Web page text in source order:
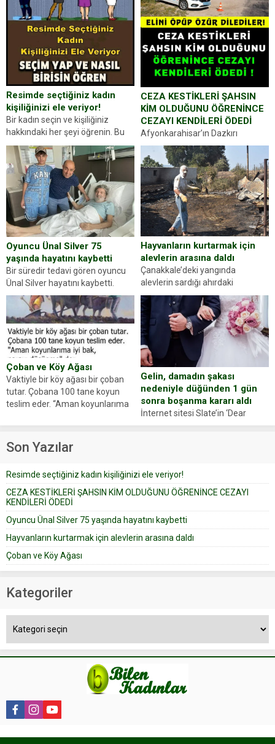
Resimde seçtiğiniz kadın
kişiliğinizi ele veriyor!
Bir kadın seçin ve kişiliğiniz
hakkındaki her şeyi öğrenin. Bu
kez karşınıza oldukça farklı bir
kişilik testiyle çıkıyoruz. Resimde
gördüğünüz kadın figürlerinden
dikkatinizi en...
CEZA KESTİKLERİ ŞAHSIN
KİM OLDUĞUNU ÖĞRENİNCE
CEZAYI KENDİLERİ ÖDEDİ
Afyonkarahisar’ın Dazkırı
ilçesinde trafik uygulaması
yapan jandarma ekipleri
durdurdukları bir otomobilin
sürücüsünden ehliyet ve ruhsat
sorup belgelerini istedi. Sürücü
Abdurrahman Ö.nün verdiği
evraklarda eksik olduğunu...
Oyuncu Ünal Silver 75
yaşında hayatını kaybetti
Bir süredir tedavi gören oyuncu
Ünal Silver hayatını kaybetti.
Haberi, oyuncunun menajerlik
ajansı duyurdu. Renda Güner,
sosyal medya hesabında “Usta
Oyuncumuz ve çok değerli
dostumuz...
Hayvanların kurtarmak için
alevlerin arasına daldı
Çanakkale’deki yangında
alevlerin sardığı ahırdaki
hayvanlarını kurtarmak isteyen
Zeki Demir (66) ölümden döndü.
Yüzünde ve ellerinde yanıklar
oluşan Demir, kâbus dolu anları
anlattı… Merkeze bağlı...
Çoban ve Köy Ağası
Vaktiyle bir köy ağası bir çoban
tutar. Çobana 100 tane koyun
teslim eder. “Aman koyunlarıma
Çoban koyunları alır gider. Aylar...
Gelin, damadın şakası
nedeniyle düğünden 1 gün
sonra boşanma kararı aldı
İnternet sitesi Slate’in ‘Dear
Prudence’ isimli tavsiye köşesine
yapıştırdığı için düğünden...
Son Yazılar
Resimde seçtiğiniz kadın kişiliğinizi ele veriyor!
CEZA KESTİKLERİ ŞAHSIN KİM OLDUĞUNU ÖĞRENİNCE CEZAYI
KENDİLERİ ÖDEDİ
Oyuncu Ünal Silver 75 yaşında hayatını kaybetti
Hayvanların kurtarmak için alevlerin arasına daldı
Çoban ve Köy Ağası
Kategoriler